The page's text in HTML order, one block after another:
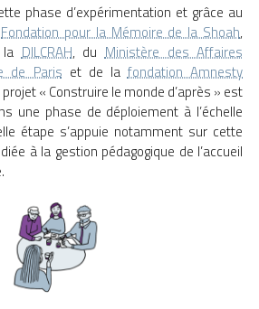
phase d’expérimentation et grâce au
Fondation pour la Mémoire de la Shoah,
laDILCRAH, duMinistère des Affaires
de Paris et de lafondation Amnesty
projet « Construire le monde d’après » est
une phase de déploiement à l’échelle
étape s’appuie notamment sur cette
à la gestion pédagogique de l’accueil